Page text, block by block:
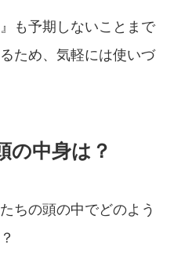
も予期しないことまで
ため、気軽には使いづ
の中身は？
ちの頭の中でどのよう